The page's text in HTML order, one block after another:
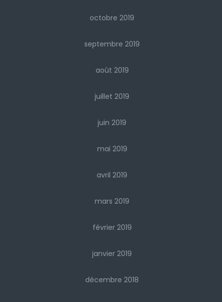
octobre 2019
septembre 2019
août 2019
juillet 2019
juin 2019
mai 2019
avril 2019
mars 2019
février 2019
janvier 2019
décembre 2018